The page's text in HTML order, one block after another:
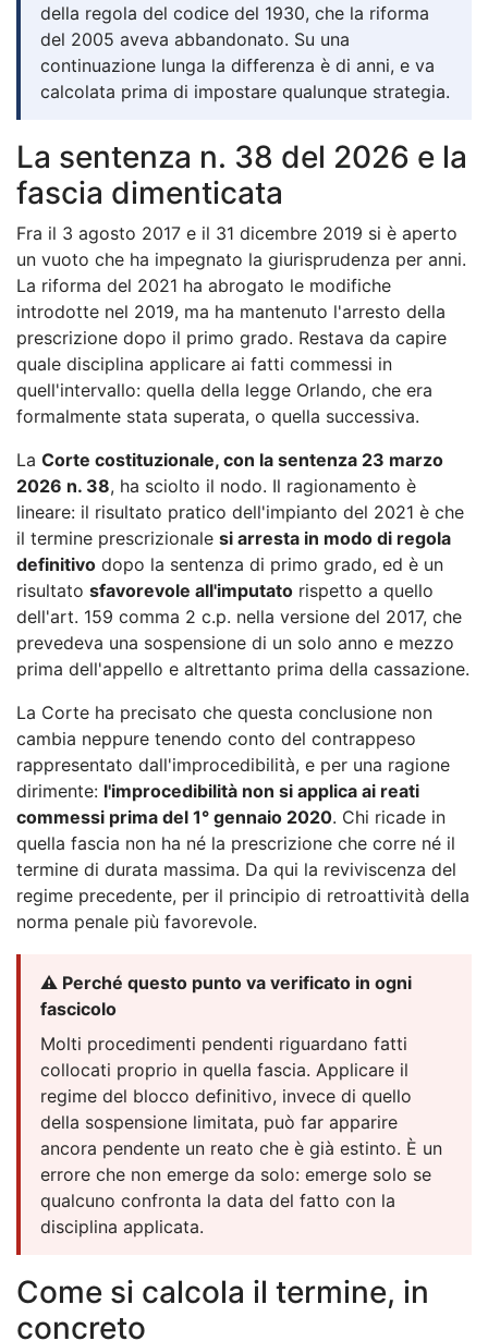
della regola del codice del 1930, che la riforma
del 2005 aveva abbandonato. Su una
continuazione lunga la differenza è di anni, e va
calcolata prima di impostare qualunque strategia.
La sentenza n. 38 del 2026 e la
fascia dimenticata
Fra il 3 agosto 2017 e il 31 dicembre 2019 si è aperto
un vuoto che ha impegnato la giurisprudenza per anni.
La riforma del 2021 ha abrogato le modifiche
introdotte nel 2019, ma ha mantenuto l'arresto della
prescrizione dopo il primo grado. Restava da capire
quale disciplina applicare ai fatti commessi in
quell'intervallo: quella della legge Orlando, che era
formalmente stata superata, o quella successiva.
La Corte costituzionale, con la sentenza 23 marzo
2026 n. 38, ha sciolto il nodo. Il ragionamento è
lineare: il risultato pratico dell'impianto del 2021 è che
il termine prescrizionale si arresta in modo di regola
definitivo dopo la sentenza di primo grado, ed è un
risultato sfavorevole all'imputato rispetto a quello
dell'art. 159 comma 2 c.p. nella versione del 2017, che
prevedeva una sospensione di un solo anno e mezzo
prima dell'appello e altrettanto prima della cassazione.
La Corte ha precisato che questa conclusione non
cambia neppure tenendo conto del contrappeso
rappresentato dall'improcedibilità, e per una ragione
dirimente: l'improcedibilità non si applica ai reati
commessi prima del 1° gennaio 2020. Chi ricade in
quella fascia non ha né la prescrizione che corre né il
termine di durata massima. Da qui la reviviscenza del
regime precedente, per il principio di retroattività della
norma penale più favorevole.
⚠️ Perché questo punto va verificato in ogni
fascicolo
Molti procedimenti pendenti riguardano fatti
collocati proprio in quella fascia. Applicare il
regime del blocco definitivo, invece di quello
della sospensione limitata, può far apparire
ancora pendente un reato che è già estinto. È un
errore che non emerge da solo: emerge solo se
qualcuno confronta la data del fatto con la
disciplina applicata.
Come si calcola il termine, in
concreto